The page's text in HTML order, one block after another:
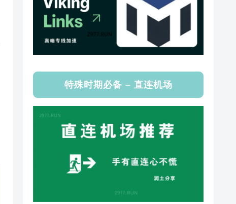
特殊时期必备 – 直连机场